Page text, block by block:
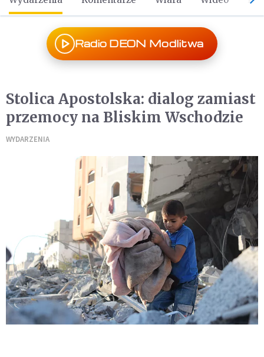
Radio DEON Modlitwa
Stolica Apostolska: dialog zamiast
przemocy na Bliskim Wschodzie
WYDARZENIA